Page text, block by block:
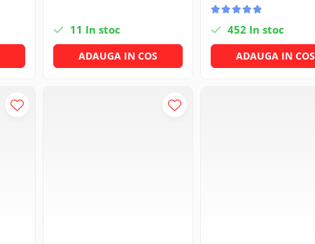
11 In stoc
ADAUGA IN COS
452 In stoc
ADAUGA IN COS